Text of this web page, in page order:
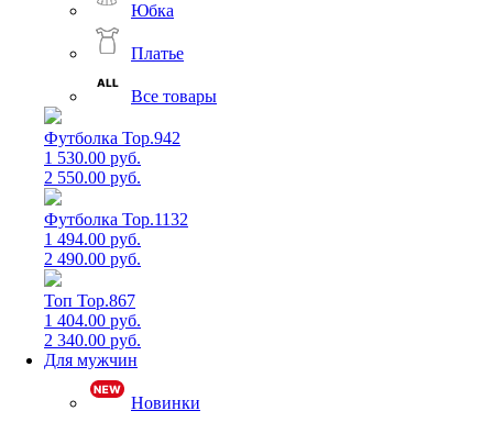
Юбка
Платье
Все товары
Футболка Top.942
1 530.00 руб.
2 550.00 руб.
Футболка Top.1132
1 494.00 руб.
2 490.00 руб.
Топ Top.867
1 404.00 руб.
2 340.00 руб.
Для мужчин
Новинки